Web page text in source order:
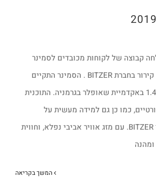
קבוצה של לקוחות מכובדים לסמינר
הבינלאומי בנושא קירור בחברת BITZER . הסמינר התקיים
בתאריכים 1.4-4.4.19 באקדמיית שאופלר בגרמניה. התוכנית
כמו כן גם למידה מעשית על
טכנולוגיית מדחסי BITZER. עם מזג אוויר אביבי נפלא, וחווית
המשך בקריאה